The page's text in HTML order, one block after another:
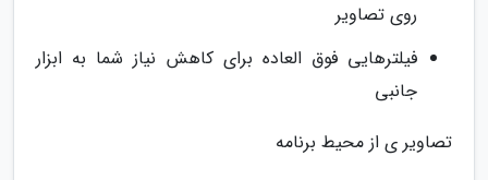
روی تصاویر
فیلترهایی فوق العاده برای کاهش نیاز شما به ابزار
جانبی
تصاویر ی از محیط برنامه